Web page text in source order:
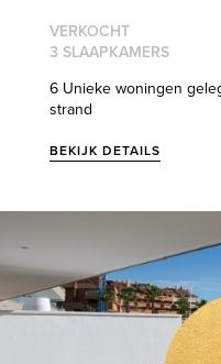
VERKOCHT
3 SLAAPKAMERS
6 Unieke woningen
strand
BEKIJK DETAILS